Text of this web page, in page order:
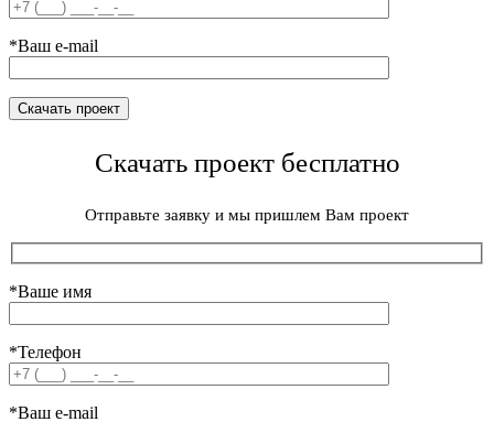
*Ваш e-mail
Скачать проект бесплатно
Отправьте заявку и мы пришлем Вам проект
*Ваше имя
*Телефон
*Ваш e-mail